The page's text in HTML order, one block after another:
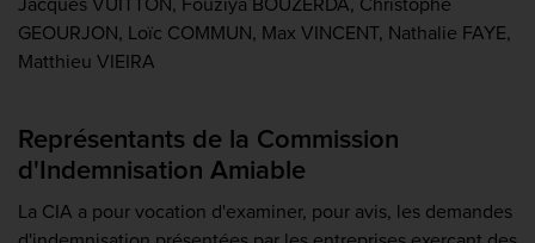
GEOURJON, Loïc COMMUN, Max VINCENT, Nathalie FAYE,
Matthieu VIEIRA
Représentants de la Commission
d'Indemnisation Amiable
La CIA a pour vocation d'examiner, pour avis, les demandes